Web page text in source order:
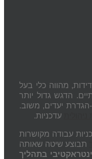
מהווה כלי בעל
הדגש גדול יותר
הגדרת יעדים, משוב.
עדכניות.
עבודה מקושרות
תבוצע שיטה שאותה
בתהליך